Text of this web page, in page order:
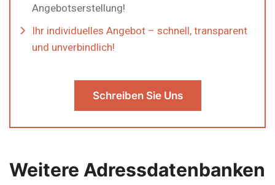
Angebotserstellung!
Ihr individuelles Angebot – schnell, transparent
und unverbindlich!
Schreiben Sie Uns
Weitere Adressdatenbanken